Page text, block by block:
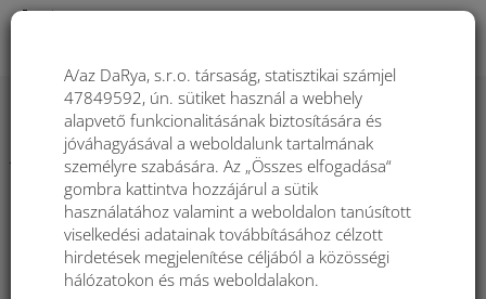
Közösségi hálózatokon rendezett
játékok szabályai Kbas táskák
A Facebook közösségi hálózatok nem szervezik, nem
támogatják és semmilyen egyéb módon sem kapcsolódnak a
nyereményjátékhoz. A játékban résztvevő személyek adatait
kizárólag a Katkyn s.r.o. társaság kezeli, mint a Kbas táskák
A/az DaRya, s.r.o. társaság, statisztikai számjel
47849592, ún. sütiket használ a webhely
alapvető funkcionalitásának biztosítására és
jóváhagyásával a weboldalunk tartalmának
személyre szabására. Az „Összes elfogadása“
gombra kattintva hozzájárul a sütik
használatához valamint a weboldalon tanúsított
viselkedési adatainak továbbításához célzott
hirdetések megjelenítése céljából a közösségi
hálózatokon és más weboldalakon.